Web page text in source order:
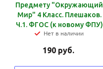
Предмету "Окружающий
Мир" 4 Класс. Плешаков.
Ч.1. ФГОС (к новому ФПУ)
Нет в наличии
190руб.